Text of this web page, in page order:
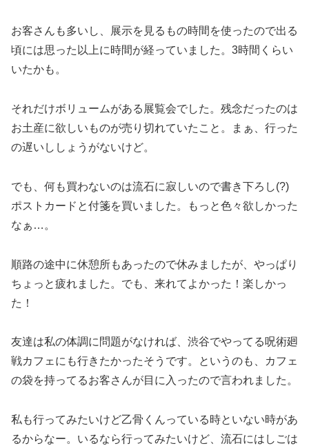
お客さんも多いし、展示を見るもの時間を使ったので出る
頃には思った以上に時間が経っていました。3時間くらい
いたかも。
それだけボリュームがある展覧会でした。残念だったのは
お土産に欲しいものが売り切れていたこと。まぁ、行った
の遅いししょうがないけど。
でも、何も買わないのは流石に寂しいので書き下ろし(?)
ポストカードと付箋を買いました。もっと色々欲しかった
なぁ…。
順路の途中に休憩所もあったので休みましたが、やっぱり
ちょっと疲れました。でも、来れてよかった！楽しかっ
た！
友達は私の体調に問題がなければ、渋谷でやってる呪術廻
戦カフェにも行きたかったそうです。というのも、カフェ
の袋を持ってるお客さんが目に入ったので言われました。
私も行ってみたいけど乙骨くんっている時といない時があ
るからなー。いるなら行ってみたいけど、流石にはしごは